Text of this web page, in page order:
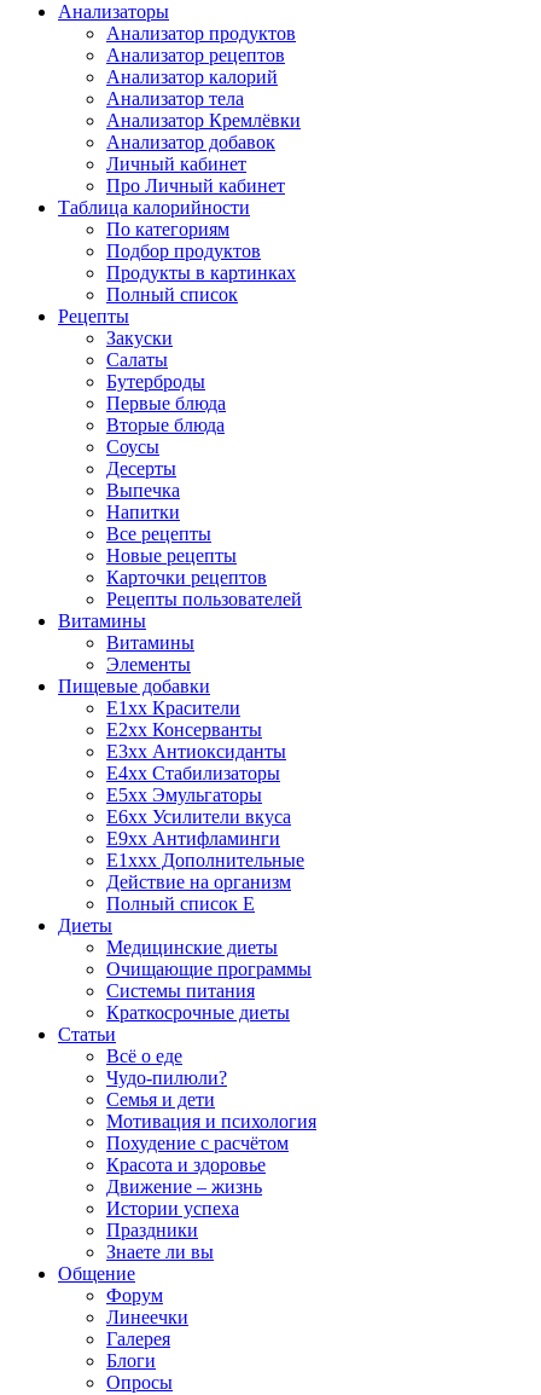
Анализаторы
Анализатор продуктов
Анализатор рецептов
Анализатор калорий
Анализатор тела
Анализатор Кремлёвки
Анализатор добавок
Личный кабинет
Про Личный кабинет
Таблица калорийности
По категориям
Подбор продуктов
Продукты в картинках
Полный список
Рецепты
Закуски
Салаты
Бутерброды
Первые блюда
Вторые блюда
Соусы
Десерты
Выпечка
Напитки
Все рецепты
Новые рецепты
Карточки рецептов
Рецепты пользователей
Витамины
Витамины
Элементы
Пищевые добавки
E1xx Красители
E2xx Консерванты
E3xx Антиоксиданты
E4xx Стабилизаторы
E5xx Эмульгаторы
E6xx Усилители вкуса
E9xx Антифламинги
E1xxx Дополнительные
Действие на организм
Полный список E
Диеты
Медицинские диеты
Очищающие программы
Системы питания
Краткосрочные диеты
Статьи
Всё о еде
Чудо-пилюли?
Семья и дети
Мотивация и психология
Похудение с расчётом
Красота и здоровье
Движение – жизнь
Истории успеха
Праздники
Знаете ли вы
Общение
Форум
Линеечки
Галерея
Блоги
Опросы